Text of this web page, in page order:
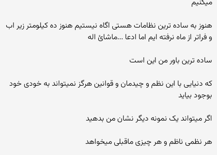
میکنیم
هنوز به ساده ترین نظامات هستی اگاه نیستیم هنوز ده کیلومتر زیر اب
و فراتر از ماه نرفته ایم اما ادعا ...ماشائ اله
ساده ترین باور من این است
که دنیایی با این نظم و چیدمان و قوانین هرگز نمیتواند به خودی خود
بوجود بیاید
اگر میتواند یک نمونه دیگر نشان من بدهید
هر نظمی ناظم و هر چیزی ماقبلی میخواهد